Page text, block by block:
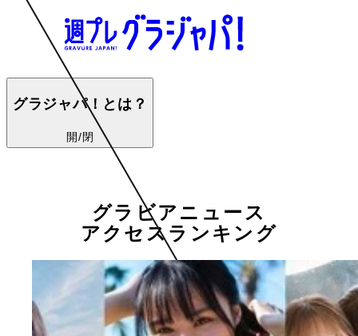
グラジャパ！とは？
開/閉
グラビアニュース
アクセスランキング